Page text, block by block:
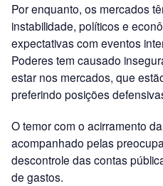
Por enquanto, os mercados
instabilidade, políticos e
expectativas com eventos
Poderes tem causado
estar nos mercados, que
preferindo posições
O temor com o acirramento
acompanhado pelas
descontrole das contas
de gastos.